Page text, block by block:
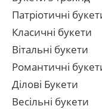
Патріотичні
Класичні букети
Вітальні букети
Романтичні
Ділові Букети
Весільні букети